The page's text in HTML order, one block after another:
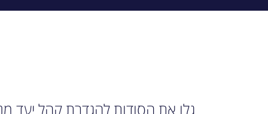
גלו את הסודות להגדרת קהל